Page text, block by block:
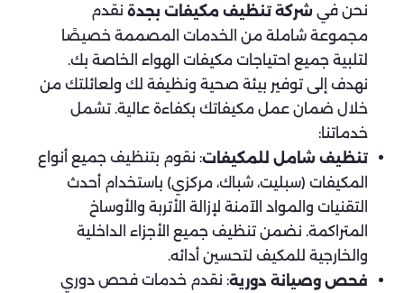
نحن في شركة تنظيف مكيفات بجدة نقدم
مجموعة شاملة من الخدمات المصممة خصيصًا
لتلبية جميع احتياجات مكيفات الهواء الخاصة بك.
نهدف إلى توفير بيئة صحية ونظيفة لك ولعائلتك من
خلال ضمان عمل مكيفاتك بكفاءة عالية. تشمل
خدماتنا:
تنظيف شامل للمكيفات: نقوم بتنظيف جميع أنواع
المكيفات (سبليت، شباك، مركزي) باستخدام أحدث
التقنيات والمواد الآمنة لإزالة الأتربة والأوساخ
المتراكمة. نضمن تنظيف جميع الأجزاء الداخلية
والخارجية للمكيف لتحسين أدائه.
فحص وصيانة دورية: نقدم خدمات فحص دوري